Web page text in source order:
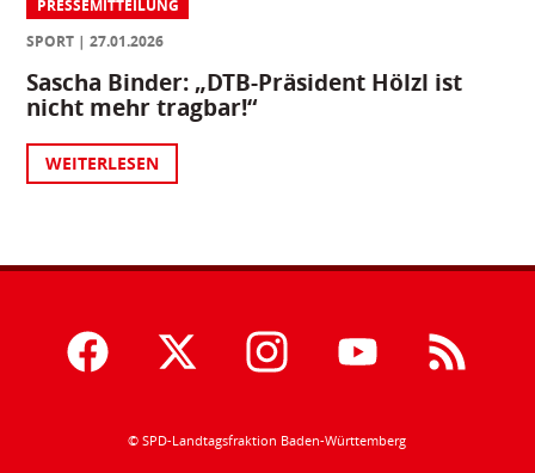
PRESSEMITTEILUNG
SPORT
27.01.2026
Sascha Binder: „DTB-Präsident Hölzl ist
nicht mehr tragbar!“
WEITERLESEN
© SPD-Landtagsfraktion Baden-Württemberg